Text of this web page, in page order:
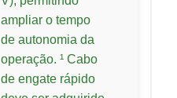
ampliar o tempo
de autonomia da
operação. ¹ Cabo
de engate rápido